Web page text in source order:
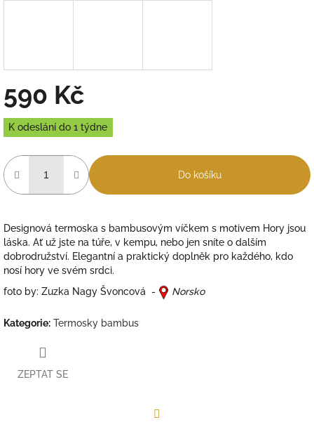
590 Kč
Měrná
cena:
K odeslání do 1 týdne
Do košíku
Designová termoska s bambusovým víčkem s motivem Hory jsou
láska. Ať už jste na túře, v kempu, nebo jen sníte o dalším
dobrodružství. Elegantní a praktický doplněk pro každého, kdo
nosí hory ve svém srdci.
foto by: Zuzka Nagy Švoncová -
Norsko
Kategorie: Termosky bambus
ZEPTAT SE